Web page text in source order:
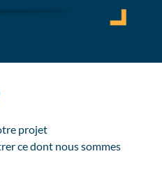
projet
ce dont nous sommes